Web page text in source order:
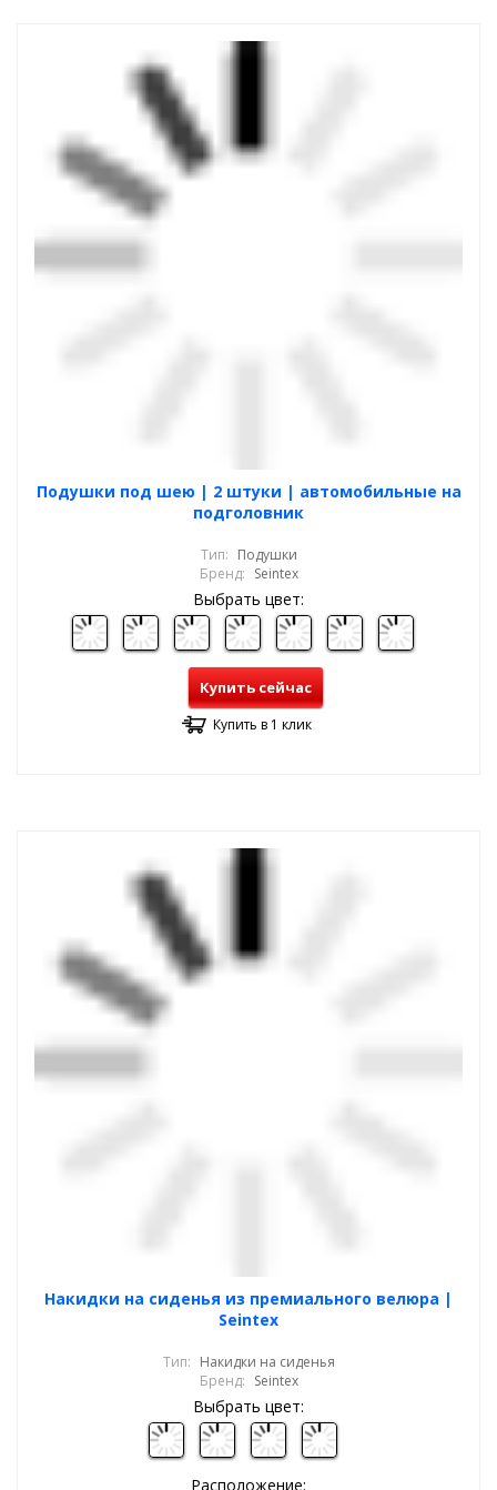
Подушки под шею | 2 штуки | автомобильные на
подголовник
Тип: Подушки
Бренд: Seintex
Выбрать цвет:
Купить сейчас
Купить в 1 клик
Накидки на сиденья из премиального велюра |
Seintex
Тип: Накидки на сиденья
Бренд: Seintex
Выбрать цвет:
Расположение: